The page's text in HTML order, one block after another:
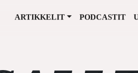
ARTIKKELIT PODCASTIT